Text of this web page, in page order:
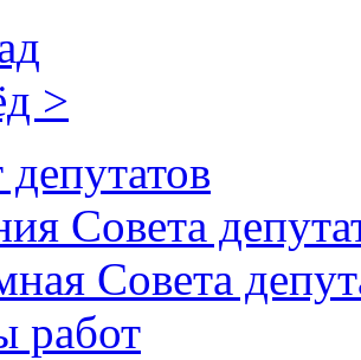
>
Совета
Совета
работ